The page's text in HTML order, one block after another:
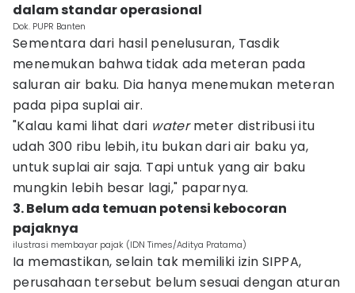
dalam standar operasional
Dok. PUPR Banten
Sementara dari hasil penelusuran, Tasdik
menemukan bahwa tidak ada meteran pada
saluran air baku. Dia hanya menemukan meteran
pada pipa suplai air.
"Kalau kami lihat dari watermeter distribusi itu
udah 300 ribu lebih, itu bukan dari air baku ya,
untuk suplai air saja. Tapi untuk yang air baku
mungkin lebih besar lagi," paparnya.
3. Belum ada temuan potensi kebocoran
pajaknya
ilustrasi membayar pajak (IDN Times/Aditya Pratama)
Ia memastikan, selain tak memiliki izin SIPPA,
perusahaan tersebut belum sesuai dengan aturan